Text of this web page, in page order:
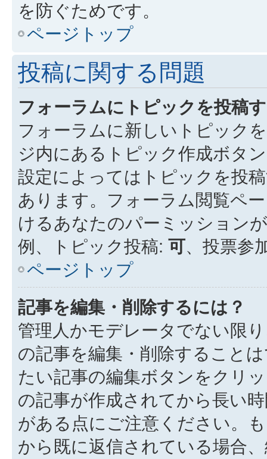
を防ぐためです。
ページトップ
投稿に関する問題
フォーラムにトピックを投稿
フォーラムに新しいトピック
ジ内にあるトピック作成ボタ
設定によってはトピックを投
あります。フォーラム閲覧ペ
けるあなたのパーミッション
例、トピック投稿: 可、投票参
ページトップ
記事を編集・削除するには？
管理人かモデレータでない限
の記事を編集・削除すること
たい記事の編集ボタンをクリ
の記事が作成されてから長い
がある点にご注意ください。
から既に返信されている場合